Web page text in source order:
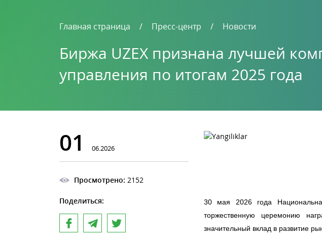
Главная страница Пресс-центр Новости
Биржа UZEX признана лучшей
управления по итогам 2025 года
01 06.2026
Просмотрено: 2152
Поделиться:
30 мая 2026 года
торжественную церемонию
значительный вклад в развитие